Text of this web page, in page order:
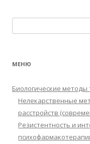
МЕНЮ
Биологические методы
Нелекарственные
расстройств
Резистентность и